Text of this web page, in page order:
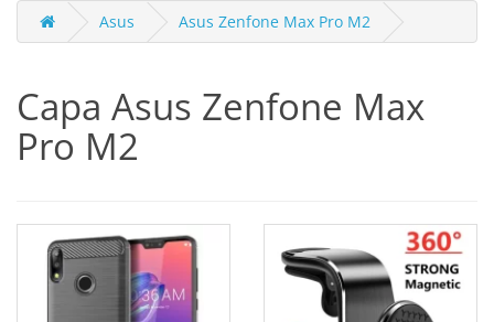
Asus Asus Zenfone Max Pro M2
Capa Asus Zenfone Max
Pro M2